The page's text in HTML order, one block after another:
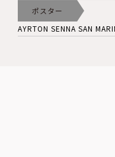
ポスター
AYRTON SENNA SAN